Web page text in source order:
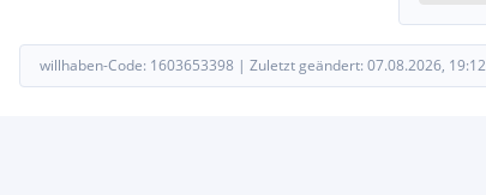
Weitere 2.000 Fahrzeuge zu Großhandelspreisen
Fotos unter
willhaben-Code: 1603653398 | Zuletzt geändert: 07.08.2026, 19:12